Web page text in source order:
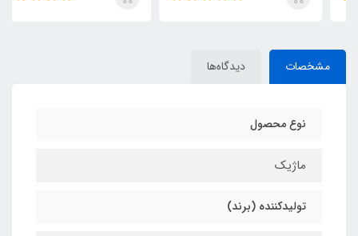
مشخصات دیدگاه‌ها
نوع محصول
ماژیک
تولیدکننده (برند)